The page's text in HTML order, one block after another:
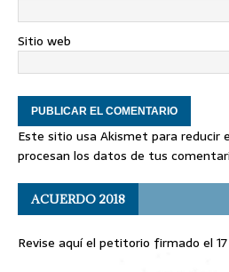
Sitio web
Este sitio usa Akismet para reducir
procesan los datos de tus
ACUERDO 2018
Revise aquí el petitorio firmado el